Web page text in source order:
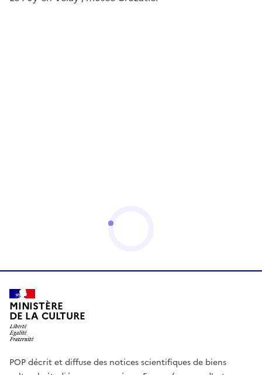
MINISTÈRE
DE LA CULTURE
POP décrit et diffuse des notices scientifiques de biens